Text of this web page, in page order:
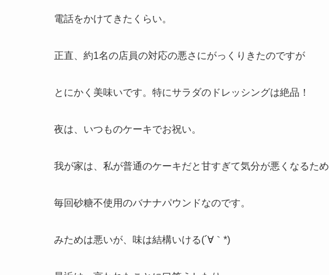
電話をかけてきたくらい。
正直、約1名の店員の対応の悪さにがっくりきたのですが
とにかく美味いです。特にサラダのドレッシングは絶品！
夜は、いつものケーキでお祝い。
我が家は、私が普通のケーキだと甘すぎて気分が悪くなるため
毎回砂糖不使用のバナナパウンドなのです。
みためは悪いが、味は結構いける(´∀｀*)